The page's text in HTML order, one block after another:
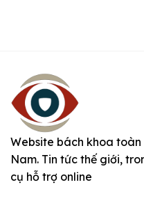
Website bách khoa toàn
Nam. Tin tức thế giới,
cụ hỗ trợ online